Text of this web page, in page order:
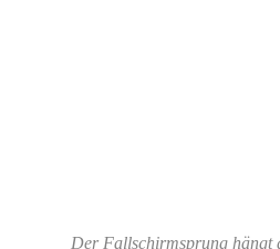
Der Fallschirmsprung hängt